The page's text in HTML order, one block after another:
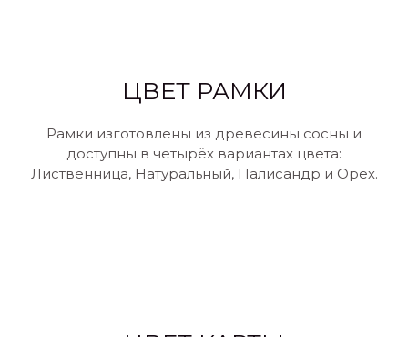
ЦВЕТ РАМКИ
Рамки изготовлены из древесины сосны и
доступны в четырёх вариантах цвета:
Лиственница, Натуральный, Палисандр и Орех.